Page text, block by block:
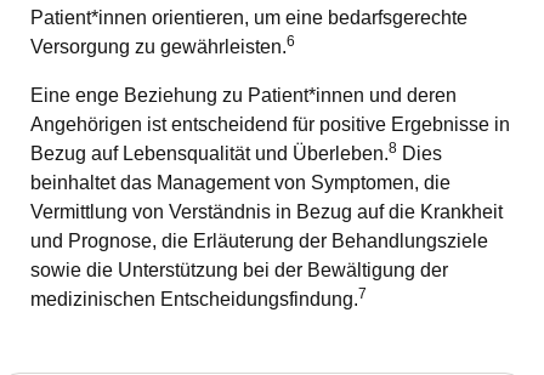
Patient*innen orientieren, um eine bedarfsgerechte
Versorgung zu gewährleisten.6
Eine enge Beziehung zu Patient*innen und deren
Angehörigen ist entscheidend für positive Ergebnisse in
Bezug auf Lebensqualität und Überleben.8 Dies
beinhaltet das Management von Symptomen, die
Vermittlung von Verständnis in Bezug auf die Krankheit
und Prognose, die Erläuterung der Behandlungsziele
sowie die Unterstützung bei der Bewältigung der
medizinischen Entscheidungsfindung.7